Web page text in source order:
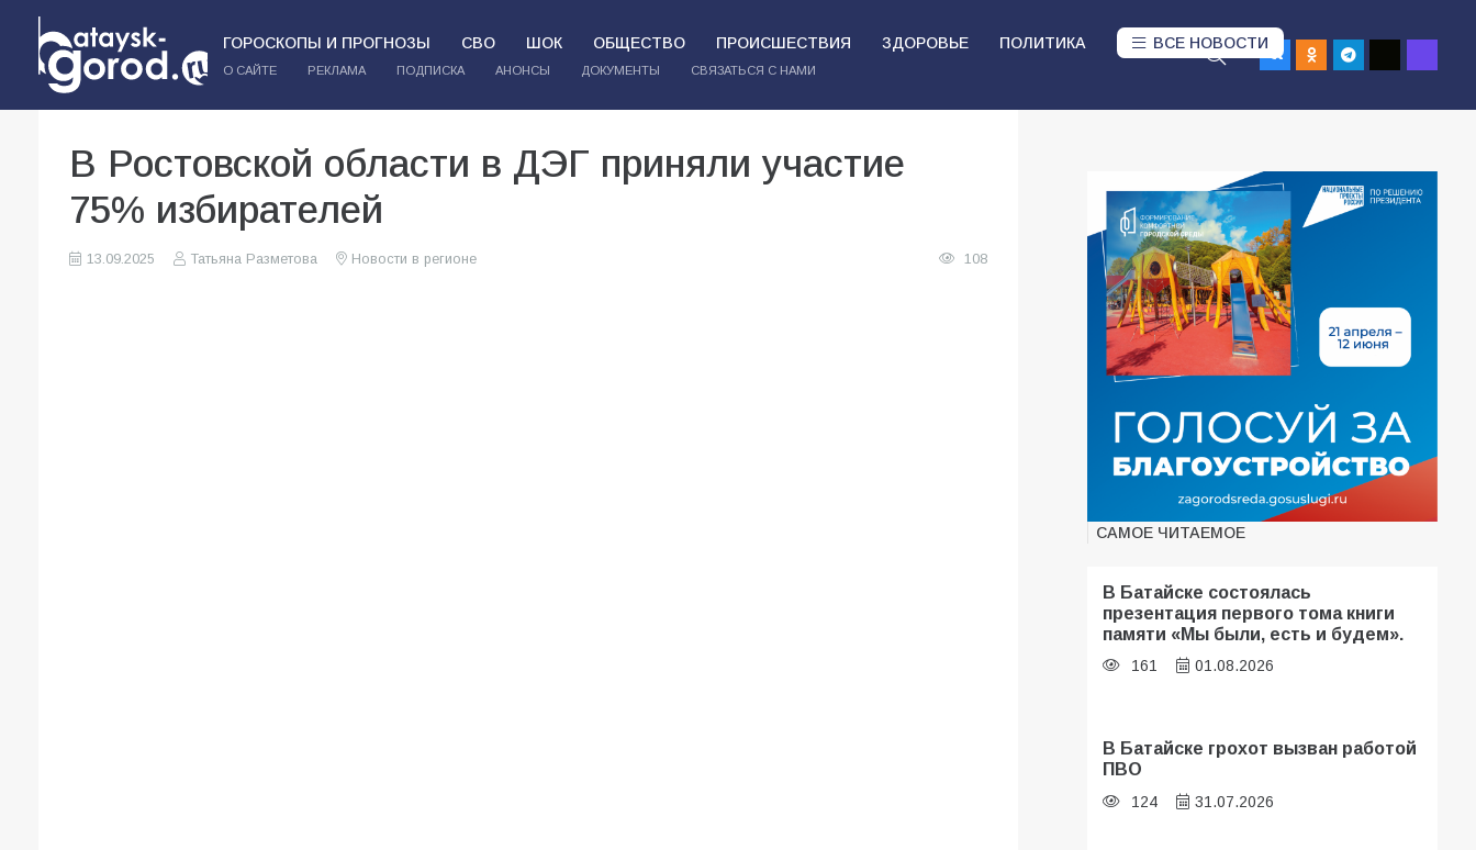
ГОРОСКОПЫ И ПРОГНОЗЫ СВО ШОК ОБЩЕСТВО ПРОИСШЕСТВИЯ ЗДОРОВЬЕ ПОЛИТИКА ВСЕ НОВОСТИ
О САЙТЕ РЕКЛАМА ПОДПИСКА АНОНСЫ ДОКУМЕНТЫ СВЯЗАТЬСЯ С НАМИ
В Ростовской области в ДЭГ приняли участие
75% избирателей
13.09.2025 Татьяна Разметова Новости в регионе 108
САМОЕ ЧИТАЕМОЕ
В Батайске состоялась
презентация первого тома книги
памяти «Мы были, есть и будем».
161 01.08.2026
В Батайске грохот вызван работой
ПВО
124 31.07.2026